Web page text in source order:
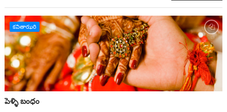
కవితాఝరి
పెళ్ళి బంధం